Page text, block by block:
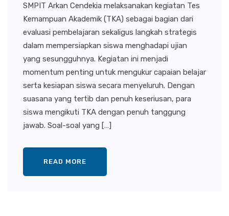
SMPIT Arkan Cendekia melaksanakan kegiatan Tes
Kemampuan Akademik (TKA) sebagai bagian dari
evaluasi pembelajaran sekaligus langkah strategis
dalam mempersiapkan siswa menghadapi ujian
yang sesungguhnya. Kegiatan ini menjadi
momentum penting untuk mengukur capaian belajar
serta kesiapan siswa secara menyeluruh. Dengan
suasana yang tertib dan penuh keseriusan, para
siswa mengikuti TKA dengan penuh tanggung
jawab. Soal-soal yang […]
READ MORE